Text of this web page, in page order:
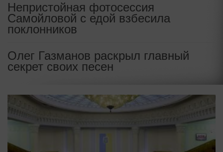
Непристойная фотосессия
Самойловой с едой взбесила
поклонников
Олег Газманов раскрыл главный
секрет своих песен